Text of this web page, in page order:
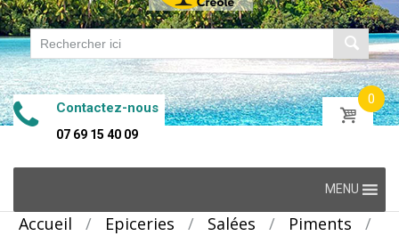
Contactez-nous
07 69 15 40 09
0
content
MENU
Accueil / Epiceries / Salées / Piments
/